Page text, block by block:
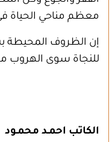
معظم مناحي الحياة في
إن الظروف المحيطة
للنجاة سوى الهروب
الكاتب احمـد محمـود